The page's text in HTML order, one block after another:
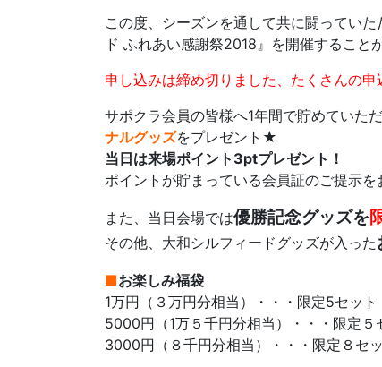
この度、シーズンを通して共に闘ってい
ド ふれあい感謝祭2018』を開催すること
申し込みは締め切りました、たくさんの申
サポクラ会員の皆様へ1年間で貯めていた
ナルグッズをプレゼント★
当日は来場ポイント3ptプレゼント！
ポイントが貯まっている会員証のご提示を
また、当日会場では優勝記念グッズを
その他、大和シルフィードグッズが入った
■お楽しみ福袋
1万円（３万円分相当）・・・限定5セット
5000円（1万５千円分相当）・・・限定５
3000円（８千円分相当）・・・限定８セ